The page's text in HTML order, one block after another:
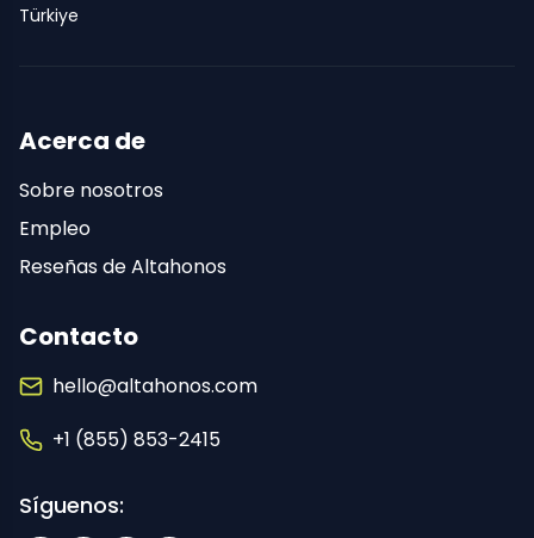
Türkiye
Acerca de
Sobre nosotros
Empleo
Reseñas de Altahonos
Contacto
hello@altahonos.com
+1 (855) 853-2415
Síguenos: